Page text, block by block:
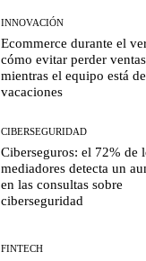
INNOVACIÓN
Ecommerce durante el
cómo evitar perder ventas
mientras el equipo está de
vacaciones
CIBERSEGURIDAD
Ciberseguros: el 72% de
mediadores detecta un
en las consultas sobre
ciberseguridad
FINTECH